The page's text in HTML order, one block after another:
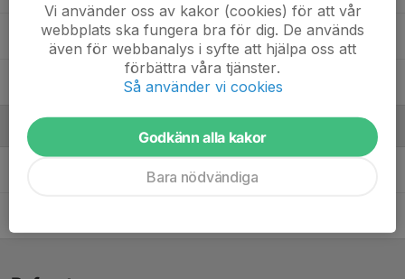
Saga Smedbo
Wilma Dahle
Ledare
Tränare
Vi använder oss av kakor (cookies) för att vår
webbplats ska fungera bra för dig. De används
även för webbanalys i syfte att hjälpa oss att
förbättra våra tjänster.
Så använder vi cookies
Godkänn alla kakor
Bara nödvändiga